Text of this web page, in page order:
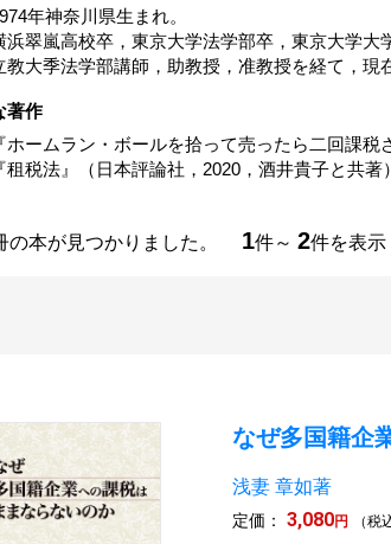
年神奈川県生まれ。
浜翠嵐高校卒，東京大学法学部卒，東京大学大
教大季法学部講師，助教授，准教授を経て，現
著作
『ホームラン・ボールを拾って売ったら二回課
『租税法』（日本評論社，2020，酒井貴子と共著）
の本が見つかりました。 1件～ 2件を表示
なぜ多国籍企
浅妻 章如著
定価： 3,080円 （税